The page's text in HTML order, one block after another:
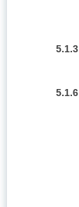
5.1.3
5.1.6